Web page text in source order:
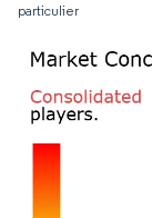
particulier